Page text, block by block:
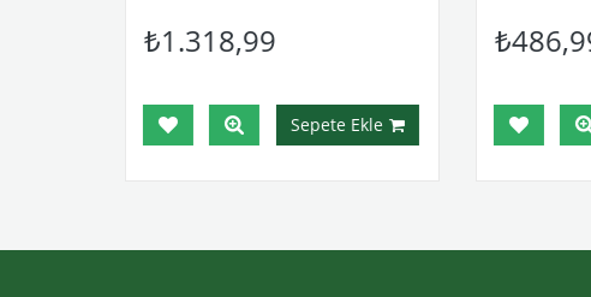
₺1.318,99
Sepete Ekle